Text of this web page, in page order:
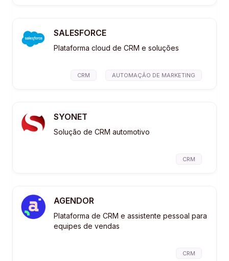
SALESFORCE
Plataforma cloud de CRM e soluções
CRM AUTOMAÇÃO DE MARKETING
SYONET
Solução de CRM automotivo
CRM
AGENDOR
Plataforma de CRM e assistente pessoal para
equipes de vendas
CRM